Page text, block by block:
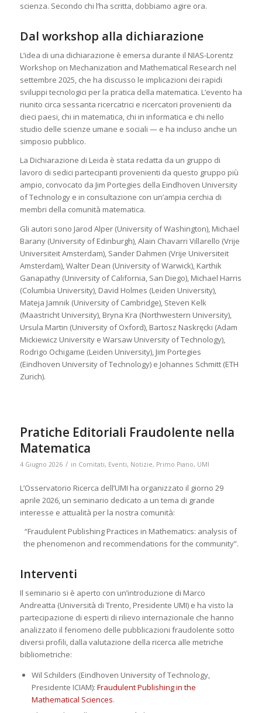
scienza. Secondo chi l’ha scritta, dobbiamo agire ora.
Dal workshop alla dichiarazione
L’idea di una dichiarazione è emersa durante il NIAS-Lorentz
Workshop on Mechanization and Mathematical Research nel
settembre 2025, che ha discusso le implicazioni dei rapidi
sviluppi tecnologici per la pratica della matematica. L’evento ha
riunito circa sessanta ricercatrici e ricercatori provenienti da
dieci paesi, chi in matematica, chi in informatica e chi nello
studio delle scienze umane e sociali — e ha incluso anche un
simposio pubblico.
La Dichiarazione di Leida è stata redatta da un gruppo di
lavoro di sedici partecipanti provenienti da questo gruppo più
ampio, convocato da Jim Portegies della Eindhoven University
of Technology e in consultazione con un’ampia cerchia di
membri della comunità matematica.
Gli autori sono Jarod Alper (University of Washington), Michael
Barany (University of Edinburgh), Alain Chavarri Villarello (Vrije
Universiteit Amsterdam), Sander Dahmen (Vrije Universiteit
Amsterdam), Walter Dean (University of Warwick), Karthik
Ganapathy (University of California, San Diego), Michael Harris
(Columbia University), David Holmes (Leiden University),
Mateja Jamnik (University of Cambridge), Steven Kelk
(Maastricht University), Bryna Kra (Northwestern University),
Ursula Martin (University of Oxford), Bartosz Naskręcki (Adam
Mickiewicz University e Warsaw University of Technology),
Rodrigo Ochigame (Leiden University), Jim Portegies
(Eindhoven University of Technology) e Johannes Schmitt (ETH
Zurich).
Pratiche Editoriali Fraudolente nella
Matematica
4 Giugno 2026 / in Comitati, Eventi, Notizie, Primo Piano, UMI
L’Osservatorio Ricerca dell’UMI ha organizzato il giorno 29
aprile 2026, un seminario dedicato a un tema di grande
interesse e attualità per la nostra comunità:
“Fraudulent Publishing Practices in Mathematics: analysis of
the phenomenon and recommendations for the community”.
Interventi
Il seminario si è aperto con un’introduzione di Marco
Andreatta (Università di Trento, Presidente UMI) e ha visto la
partecipazione di esperti di rilievo internazionale che hanno
analizzato il fenomeno delle pubblicazioni fraudolente sotto
diversi profili, dalla valutazione della ricerca alle metriche
bibliometriche:
Wil Schilders (Eindhoven University of Technology,
Presidente ICIAM): Fraudulent Publishing in the
Mathematical Sciences.